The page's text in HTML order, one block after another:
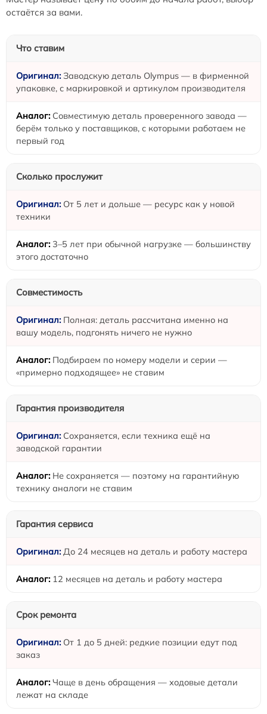
остаётся за вами.
Что ставим
Заводскую деталь Olympus — в фирменной
упаковке, с маркировкой и артикулом производителя
Совместимую деталь проверенного завода —
берём только у поставщиков, с которыми работаем не
первый год
Сколько прослужит
От 5 лет и дольше — ресурс как у новой
техники
3–5 лет при обычной нагрузке — большинству
этого достаточно
Совместимость
Полная: деталь рассчитана именно на
вашу модель, подгонять ничего не нужно
Подбираем по номеру модели и серии —
«примерно подходящее» не ставим
Гарантия производителя
Сохраняется, если техника ещё на
заводской гарантии
Не сохраняется — поэтому на гарантийную
технику аналоги не ставим
Гарантия сервиса
До 24 месяцев на деталь и работу мастера
12 месяцев на деталь и работу мастера
Срок ремонта
От 1 до 5 дней: редкие позиции едут под
заказ
Чаще в день обращения — ходовые детали
лежат на складе